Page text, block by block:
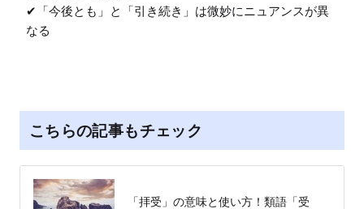
✔︎「今後とも」と「引き続き」は微妙にニュアンスが異
なる
こちらの記事もチェック
「拝受」の意味と使い方！類語「受